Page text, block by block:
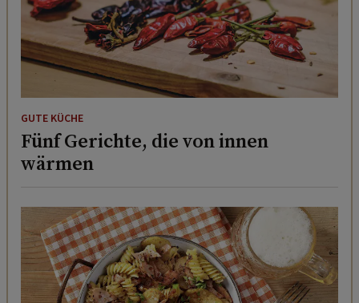
GUTE KÜCHE
Fünf Gerichte, die von innen
wärmen